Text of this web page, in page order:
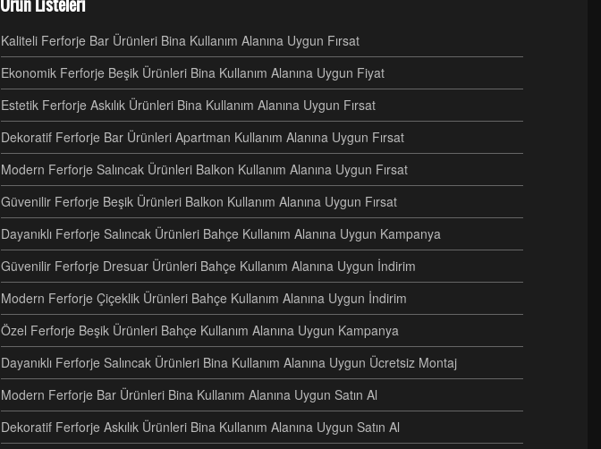
Kaliteli Ferforje Bar Ürünleri Bina Kullanım Alanına Uygun Fırsat
Ekonomik Ferforje Beşik Ürünleri Bina Kullanım Alanına Uygun Fiyat
Estetik Ferforje Askılık Ürünleri Bina Kullanım Alanına Uygun Fırsat
Dekoratif Ferforje Bar Ürünleri Apartman Kullanım Alanına Uygun Fırsat
Modern Ferforje Salıncak Ürünleri Balkon Kullanım Alanına Uygun Fırsat
Güvenilir Ferforje Beşik Ürünleri Balkon Kullanım Alanına Uygun Fırsat
Dayanıklı Ferforje Salıncak Ürünleri Bahçe Kullanım Alanına Uygun Kampanya
Güvenilir Ferforje Dresuar Ürünleri Bahçe Kullanım Alanına Uygun İndirim
Modern Ferforje Çiçeklik Ürünleri Bahçe Kullanım Alanına Uygun İndirim
Özel Ferforje Beşik Ürünleri Bahçe Kullanım Alanına Uygun Kampanya
Dayanıklı Ferforje Salıncak Ürünleri Bina Kullanım Alanına Uygun Ücretsiz Montaj
Modern Ferforje Bar Ürünleri Bina Kullanım Alanına Uygun Satın Al
Dekoratif Ferforje Askılık Ürünleri Bina Kullanım Alanına Uygun Satın Al